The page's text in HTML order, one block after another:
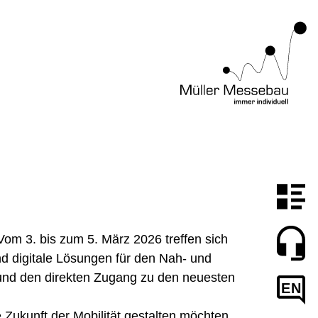
EN
3. bis zum 5. März 2026 treffen sich
digitale Lösungen für den Nah- und
den direkten Zugang zu den neuesten